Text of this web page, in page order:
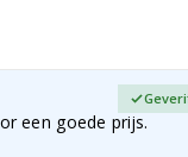
een goede prijs.